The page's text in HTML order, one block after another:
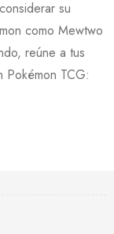
su
como Mewtwo
reúne a tus
Pokémon TCG: